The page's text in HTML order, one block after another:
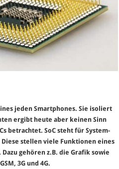
jeden Smartphones. Sie isoliert
ergibt heute aber keinen Sinn
betrachtet. SoC steht für System-
Diese stellen viele Funktionen eines
gehören z.B. die Grafik sowie
3G und 4G.